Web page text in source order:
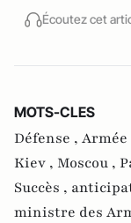
Écoutez cet
MOTS-CLES
Défense , Armée
Kiev , Moscou ,
Succès ,
ministre des